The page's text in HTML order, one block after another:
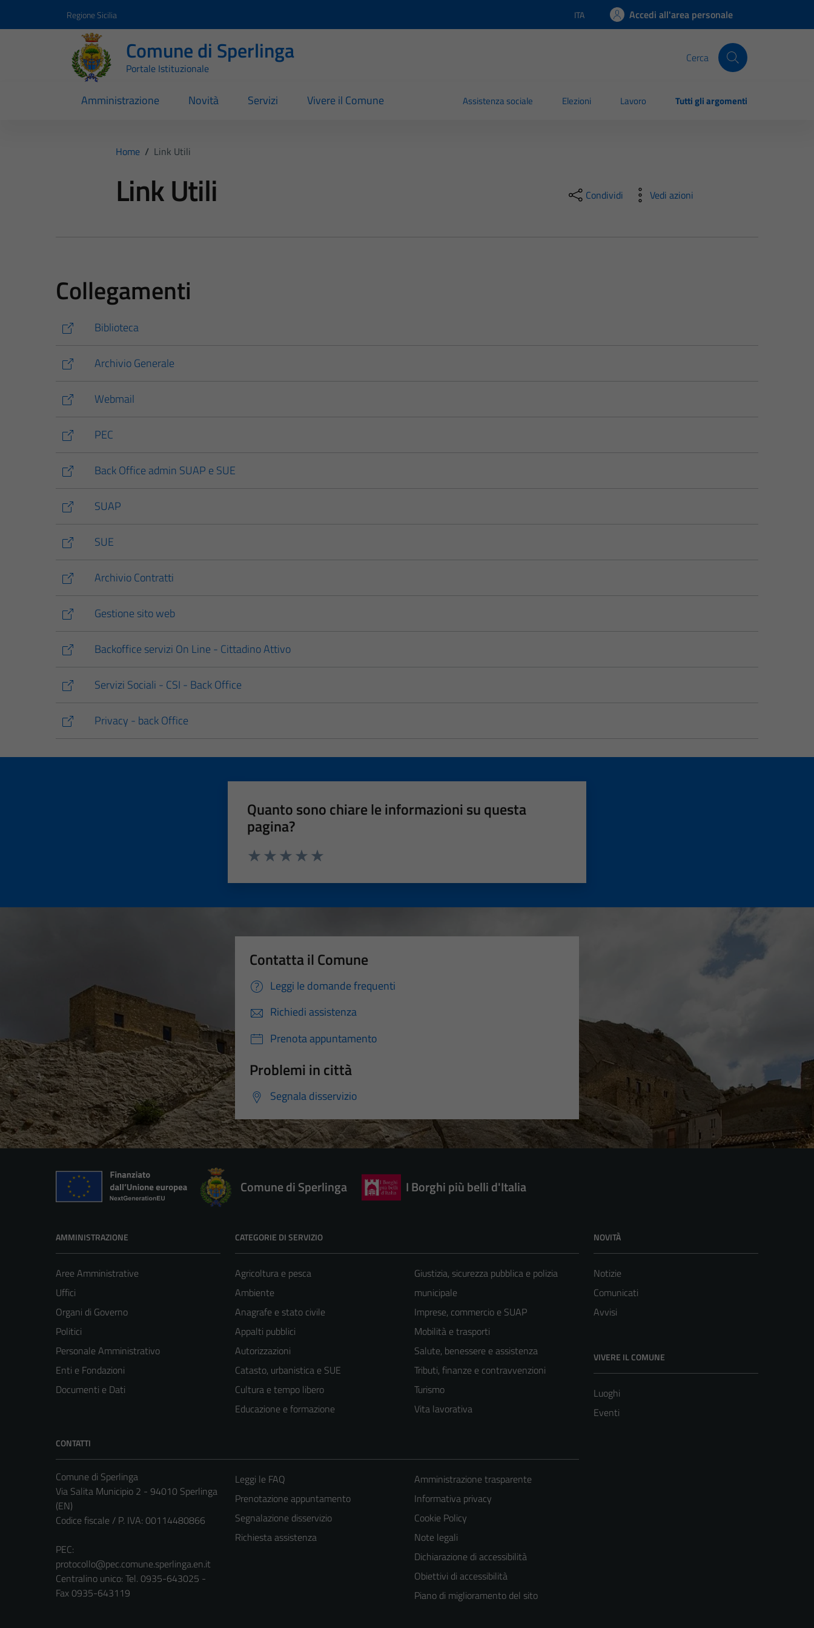
Regione Sicilia Lingua attiva:
ITA Accedi all'area personale
Comune di Sperlinga
Portale Istituzionale
Cerca
Amministrazione Novità Servizi Vivere il Comune Assistenza sociale Elezioni Lavoro Tutti gli argomenti
Home / Link Utili
Link Utili Condividi Vedi azioni
Collegamenti
Biblioteca
Archivio Generale
Webmail
PEC
Back Office admin SUAP e SUE
SUAP
SUE
Archivio Contratti
Gestione sito web
Backoffice servizi On Line - Cittadino Attivo
Servizi Sociali - CSI - Back Office
Privacy - back Office
Quanto sono chiare le informazioni su questa
pagina?
Contatta il Comune
Leggi le domande frequenti
Richiedi assistenza
Prenota appuntamento
Problemi in città
Segnala disservizio
Comune di Sperlinga I Borghi più belli d'Italia
AMMINISTRAZIONE
Aree Amministrative
Uffici
Organi di Governo
Politici
Personale Amministrativo
Enti e Fondazioni
Documenti e Dati
CATEGORIE DI SERVIZIO
Agricoltura e pesca
Ambiente
Anagrafe e stato civile
Appalti pubblici
Autorizzazioni
Catasto, urbanistica e SUE
Cultura e tempo libero
Educazione e formazione
Giustizia, sicurezza pubblica e polizia
municipale
Imprese, commercio e SUAP
Mobilità e trasporti
Salute, benessere e assistenza
Tributi, finanze e contravvenzioni
Turismo
Vita lavorativa
NOVITÀ
Notizie
Comunicati
Avvisi
VIVERE IL COMUNE
Luoghi
Eventi
CONTATTI
Comune di Sperlinga
Via Salita Municipio 2 - 94010 Sperlinga
(EN)
Codice fiscale / P. IVA: 00114480866
PEC:
protocollo@pec.comune.sperlinga.en.it
Centralino unico: Tel. 0935-643025 -
Fax 0935-643119
Leggi le FAQ
Prenotazione appuntamento
Segnalazione disservizio
Richiesta assistenza
Amministrazione trasparente
Informativa privacy
Cookie Policy
Note legali
Dichiarazione di accessibilità
Obiettivi di accessibilità
Piano di miglioramento del sito